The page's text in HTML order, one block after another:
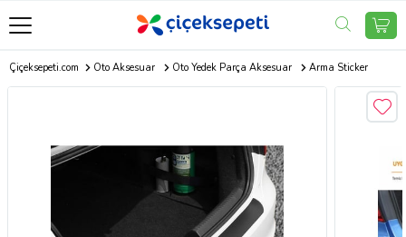
Çiçeksepeti.com Oto Aksesuar Oto Yedek Parça Aksesuar Arma Sticker